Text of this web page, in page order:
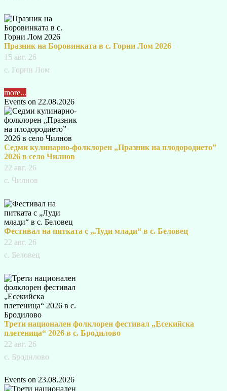
Празник на Боровинката в с. Горни Лом 2026
15 авг. 26
с. Горни Лом
more...
Events on 22.08.2026
Седми кулинарно-фолклорен „Празник на плодородието”
2026 в село Чилнов
22 авг. 26
с. Чилнов
Фестивал на питката с „Луди млади“ в с. Беловец
22 авг. 26
с. Беловец
Трети национален фолклорен фестивал „Есекийска
плетеница“ 2026 в с. Бродилово
22 авг. 26
с. Бродилово
Events on 23.08.2026